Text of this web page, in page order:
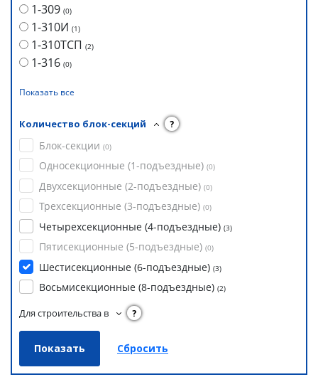
1-309 (0)
1-310И (1)
1-310ТСП (2)
1-316 (0)
Показать все
Количество блок-секций ?
Блок-секции (0)
Односекционные (1-подъездные) (0)
Двухсекционные (2-подъездные) (0)
Трехсекционные (3-подъездные) (0)
Четырехсекционные (4-подъездные) (3)
Пятисекционные (5-подъездные) (0)
Шестисекционные (6-подъездные) (3)
Восьмисекционные (8-подъездные) (2)
Для строительства в ?